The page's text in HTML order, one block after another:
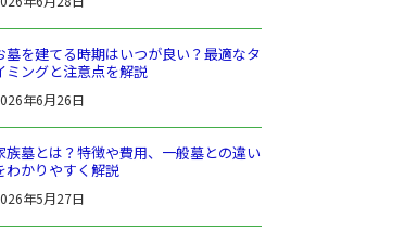
墓を建てる時期はいつが良い？最適なタ
ミングと注意点を解説
年6月26日
族墓とは？特徴や費用、一般墓との違い
わかりやすく解説
年5月27日